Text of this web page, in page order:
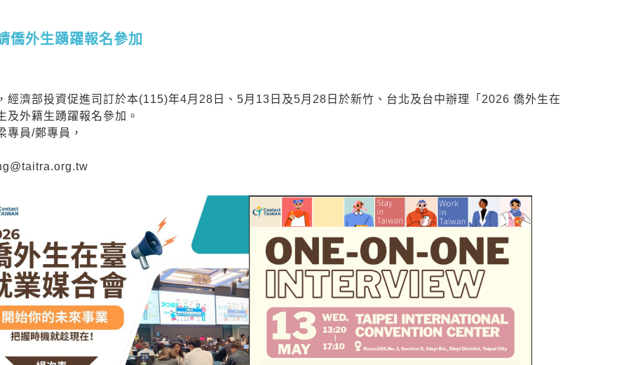
僑外生踴躍報名參加
經濟部投資促進司訂於本(115)年4月28日、5月13日及5月28日於新竹、台北及台中辦理「2026 僑外生在
及外籍生踴躍報名參加。
專員/鄭專員，